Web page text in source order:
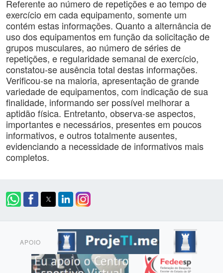
Referente ao número de repetições e ao tempo de
exercício em cada equipamento, somente um
contém estas informações. Quanto a alternância de
uso dos equipamentos em função da solicitação de
grupos musculares, ao número de séries de
repetições, e regularidade semanal de exercício,
constatou-se ausência total destas informações.
Verificou-se na maioria, apresentação de grande
variedade de equipamentos, com indicação de sua
finalidade, informando ser possível melhorar a
aptidão física. Entretanto, observa-se aspectos,
importantes e necessários, presentes em poucos
informativos, e outros totalmente ausentes,
evidenciando a necessidade de informativos mais
completos.
APOIO